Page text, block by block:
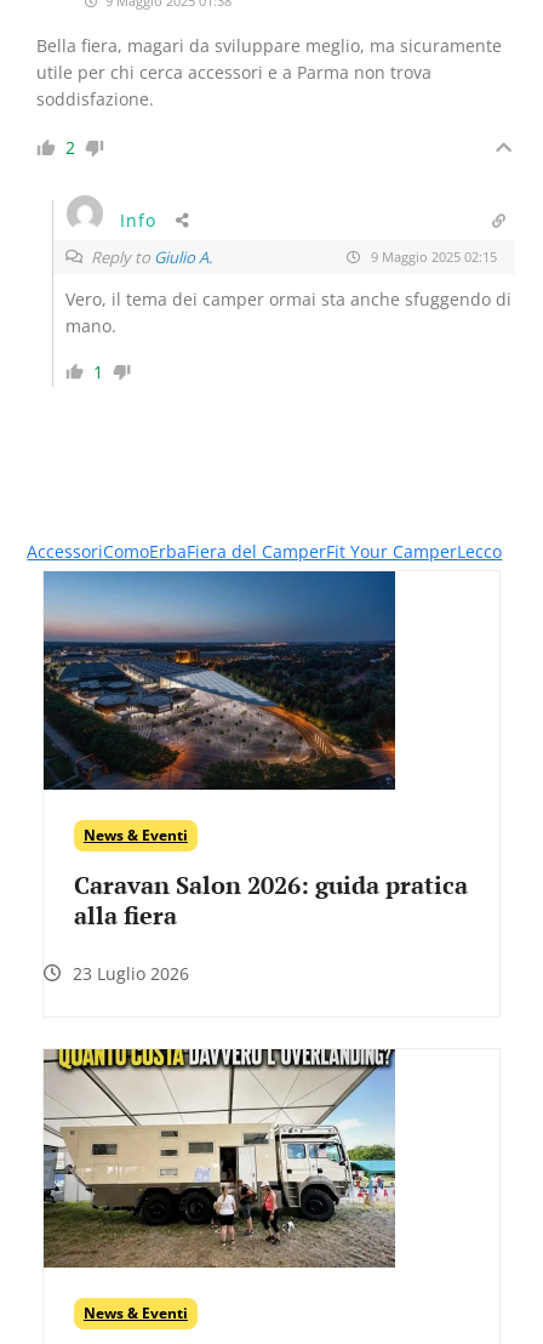
Bella fiera, magari da sviluppare meglio, ma sicuramente
utile per chi cerca accessori e a Parma non trova
soddisfazione.
2
Info
Reply to Giulio A. 9 Maggio 2025 02:15
Vero, il tema dei camper ormai sta anche sfuggendo di
mano.
1
AccessoriComoErbaFiera del CamperFit Your CamperLecco
News & Eventi
Caravan Salon 2026: guida pratica
alla fiera
23 Luglio 2026
News & Eventi